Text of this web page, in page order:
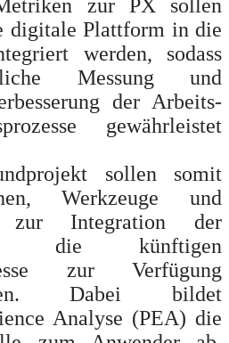
zur PX sollen
digitale Plattform in die
werden, sodass
Messung und
der Arbeits-
gewährleistet
sollen somit
Werkzeuge und
zur Integration der
die künftigen
zur Verfügung
Dabei bildet
Analyse (PEA) die